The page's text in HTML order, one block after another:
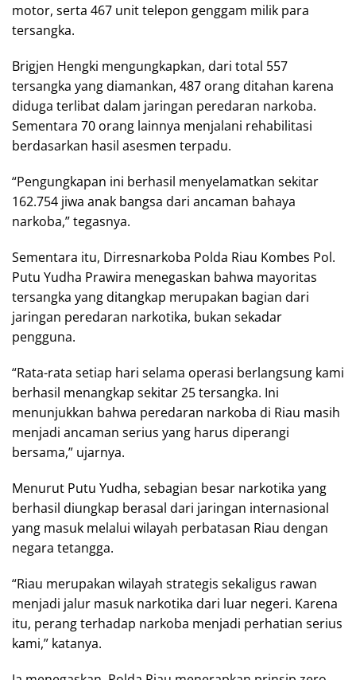
motor, serta 467 unit telepon genggam milik para
tersangka.
Brigjen Hengki mengungkapkan, dari total 557
tersangka yang diamankan, 487 orang ditahan karena
diduga terlibat dalam jaringan peredaran narkoba.
Sementara 70 orang lainnya menjalani rehabilitasi
berdasarkan hasil asesmen terpadu.
“Pengungkapan ini berhasil menyelamatkan sekitar
162.754 jiwa anak bangsa dari ancaman bahaya
narkoba,” tegasnya.
Sementara itu, Dirresnarkoba Polda Riau Kombes Pol.
Putu Yudha Prawira menegaskan bahwa mayoritas
tersangka yang ditangkap merupakan bagian dari
jaringan peredaran narkotika, bukan sekadar
pengguna.
“Rata-rata setiap hari selama operasi berlangsung kami
berhasil menangkap sekitar 25 tersangka. Ini
menunjukkan bahwa peredaran narkoba di Riau masih
menjadi ancaman serius yang harus diperangi
bersama,” ujarnya.
Menurut Putu Yudha, sebagian besar narkotika yang
berhasil diungkap berasal dari jaringan internasional
yang masuk melalui wilayah perbatasan Riau dengan
negara tetangga.
“Riau merupakan wilayah strategis sekaligus rawan
menjadi jalur masuk narkotika dari luar negeri. Karena
itu, perang terhadap narkoba menjadi perhatian serius
kami,” katanya.